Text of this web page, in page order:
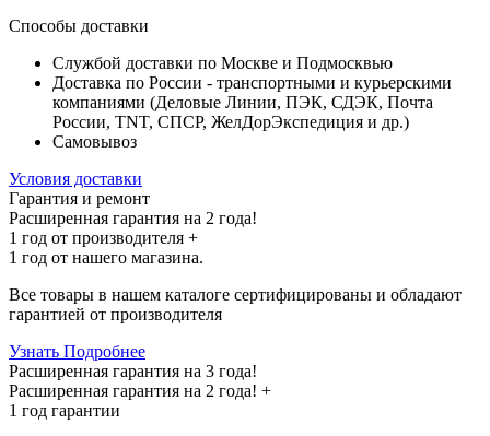
Способы доставки
Службой доставки по Москве и Подмосквью
Доставка по России - транспортными и курьерскими
компаниями (Деловые Линии, ПЭК, СДЭК, Почта
России, TNT, СПСР, ЖелДорЭкспедиция и др.)
Самовывоз
Условия доставки
Гарантия и ремонт
Расширенная гарантия на 2 года!
1 год от производителя +
1 год от нашего магазина.
Все товары в нашем каталоге сертифицированы и обладают
гарантией от производителя
Узнать Подробнее
Расширенная гарантия на 3 года!
Расширенная гарантия на 2 года! +
1 год гарантии